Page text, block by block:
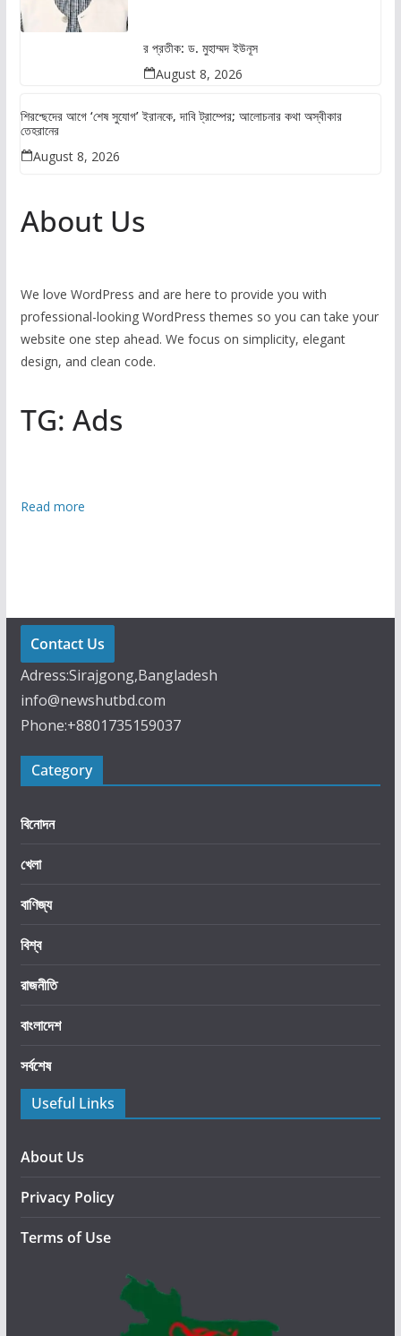
র প্রতীক: ড. মুহাম্মদ ইউনূস
August 8, 2026
শিরশ্ছেদের আগে ‘শেষ সুযোগ’ ইরানকে, দাবি ট্রাম্পের; আলোচনার কথা অস্বীকার
তেহরানের
August 8, 2026
About Us
We love WordPress and are here to provide you with
professional-looking WordPress themes so you can take your
website one step ahead. We focus on simplicity, elegant
design, and clean code.
TG: Ads
Read more:
প্র
ণা
লি
খো
লা
রা
খা
ভা
দি
Contact Us
Adress:Sirajgong,Bangladesh
info@newshutbd.com
Phone:+8801735159037
Category
বিনোদন
খেলা
বাণিজ্য
বিশ্ব
রাজনীতি
বাংলাদেশ
সর্বশেষ
Useful Links
About Us
Privacy Policy
Terms of Use